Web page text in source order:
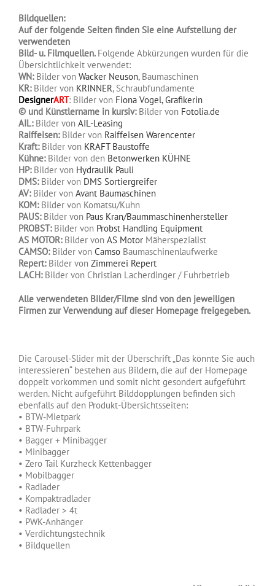
Bildquellen:
Auf der folgende Seiten finden Sie eine Aufstellung der
verwendeten
Bild- u. Filmquellen. Folgende Abkürzungen wurden für die
Übersichtlichkeit verwendet:
WN:Bilder von Wacker Neuson, Baumaschinen
KR:Bilder von KRINNER, Schraubfundamente
DesignerART: Bilder von Fiona Vogel, Grafikerin
© und Künstlername in kursiv: Bilder von Fotolia.de
AIL:Bilder von AIL-Leasing
Raiffeisen:Bilder von Raiffeisen Warencenter
Kraft:Bilder von KRAFT Baustoffe
Kühne:Bilder von den Betonwerken KÜHNE
HP:Bilder von Hydraulik Pauli
DMS: Bilder von DMS Sortiergreifer
AV:Bilder von Avant Baumaschinen
KOM:Bilder von Komatsu/Kuhn
PAUS:Bilder von Paus Kran/Baummaschinenhersteller
PROBST:Bilder von Probst Handling Equipment
AS MOTOR:Bilder von AS Motor Mäherspezialist
CAMSO:Bilder von Camso Baumaschinenlaufwerke
Repert:Bilder von Zimmerei Repert
LACH:Bilder von Christian Lacherdinger / Fuhrbetrieb
Alle verwendeten Bilder/Filme sind von den jeweiligen
Firmen zur Verwendung auf dieser Homepage freigegeben.
Die Carousel-Slider mit der Überschrift „Das könnte Sie auch
interessieren“ bestehen aus Bildern, die auf der Homepage
doppelt vorkommen und somit nicht gesondert aufgeführt
werden. Nicht aufgeführt Bilddopplungen befinden sich
ebenfalls auf den Produkt-Übersichtsseiten:
• BTW-Mietpark
• BTW-Fuhrpark
• Bagger + Minibagger
• Minibagger
• Zero Tail Kurzheck Kettenbagger
• Mobilbagger
• Radlader
• Kompaktradlader
• Radlader > 4t
• PWK-Anhänger
• Verdichtungstechnik
• Bildquellen